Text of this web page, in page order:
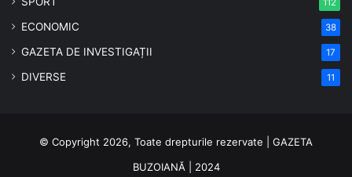
112
ECONOMIC 38
GAZETA DE INVESTIGAȚII 17
DIVERSE 11
© Copyright 2026, Toate drepturile rezervate | GAZETA
BUZOIANĂ | 2024